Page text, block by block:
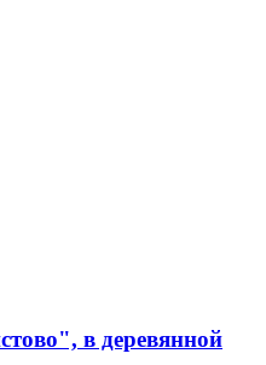
в деревянной